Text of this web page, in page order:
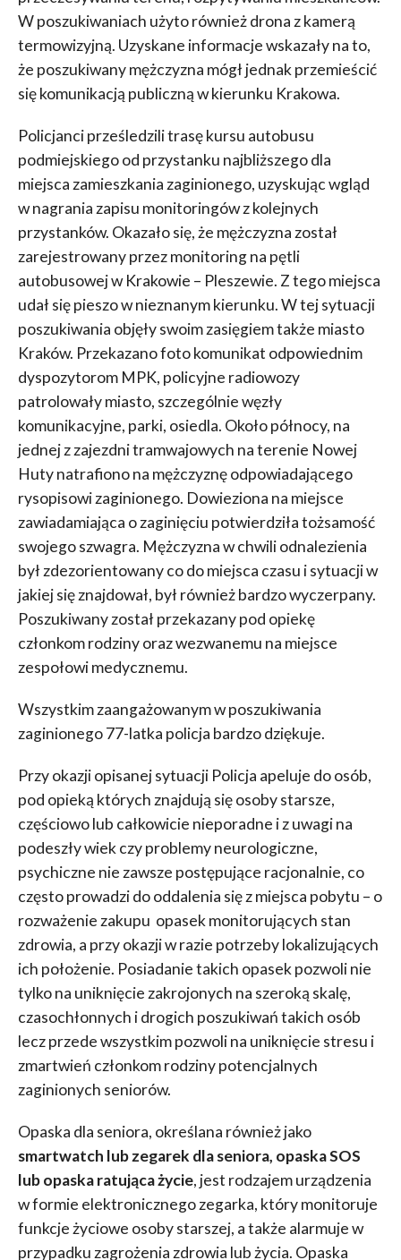
W poszukiwaniach użyto również drona z kamerą
termowizyjną. Uzyskane informacje wskazały na to,
że poszukiwany mężczyzna mógł jednak przemieścić
się komunikacją publiczną w kierunku Krakowa.
Policjanci prześledzili trasę kursu autobusu
podmiejskiego od przystanku najbliższego dla
miejsca zamieszkania zaginionego, uzyskując wgląd
w nagrania zapisu monitoringów z kolejnych
przystanków. Okazało się, że mężczyzna został
zarejestrowany przez monitoring na pętli
autobusowej w Krakowie – Pleszewie. Z tego miejsca
udał się pieszo w nieznanym kierunku. W tej sytuacji
poszukiwania objęły swoim zasięgiem także miasto
Kraków. Przekazano foto komunikat odpowiednim
dyspozytorom MPK, policyjne radiowozy
patrolowały miasto, szczególnie węzły
komunikacyjne, parki, osiedla. Około północy, na
jednej z zajezdni tramwajowych na terenie Nowej
Huty natrafiono na mężczyznę odpowiadającego
rysopisowi zaginionego. Dowieziona na miejsce
zawiadamiająca o zaginięciu potwierdziła tożsamość
swojego szwagra. Mężczyzna w chwili odnalezienia
był zdezorientowany co do miejsca czasu i sytuacji w
jakiej się znajdował, był również bardzo wyczerpany.
Poszukiwany został przekazany pod opiekę
członkom rodziny oraz wezwanemu na miejsce
zespołowi medycznemu.
Wszystkim zaangażowanym w poszukiwania
zaginionego 77-latka policja bardzo dziękuje.
Przy okazji opisanej sytuacji Policja apeluje do osób,
pod opieką których znajdują się osoby starsze,
częściowo lub całkowicie nieporadne i z uwagi na
podeszły wiek czy problemy neurologiczne,
psychiczne nie zawsze postępujące racjonalnie, co
często prowadzi do oddalenia się z miejsca pobytu – o
rozważenie zakupu opasek monitorujących stan
zdrowia, a przy okazji w razie potrzeby lokalizujących
ich położenie. Posiadanie takich opasek pozwoli nie
tylko na uniknięcie zakrojonych na szeroką skalę,
czasochłonnych i drogich poszukiwań takich osób
lecz przede wszystkim pozwoli na uniknięcie stresu i
zmartwień członkom rodziny potencjalnych
zaginionych seniorów.
Opaska dla seniora, określana również jako
smartwatch lub zegarek dla seniora, opaska SOS
lub opaska ratująca życie, jest rodzajem urządzenia
w formie elektronicznego zegarka, który monitoruje
funkcje życiowe osoby starszej, a także alarmuje w
przypadku zagrożenia zdrowia lub życia. Opaska